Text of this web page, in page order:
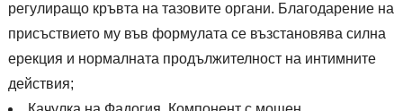
регулиращо кръвта на тазовите органи. Благодарение на
присъствието му във формулата се възстановява силна
ерекция и нормалната продължителност на интимните
действия;